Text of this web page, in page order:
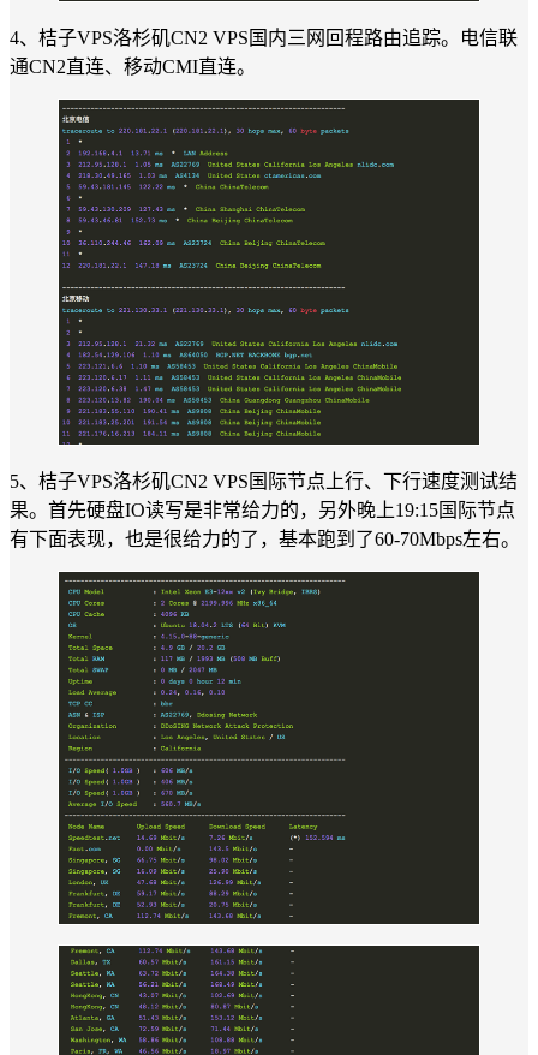
4、桔子VPS洛杉矶CN2 VPS国内三网回程路由追踪。电信联
通CN2直连、移动CMI直连。
5、桔子VPS洛杉矶CN2 VPS国际节点上行、下行速度测试结
果。首先硬盘IO读写是非常给力的，另外晚上19:15国际节点
有下面表现，也是很给力的了，基本跑到了60-70Mbps左右。